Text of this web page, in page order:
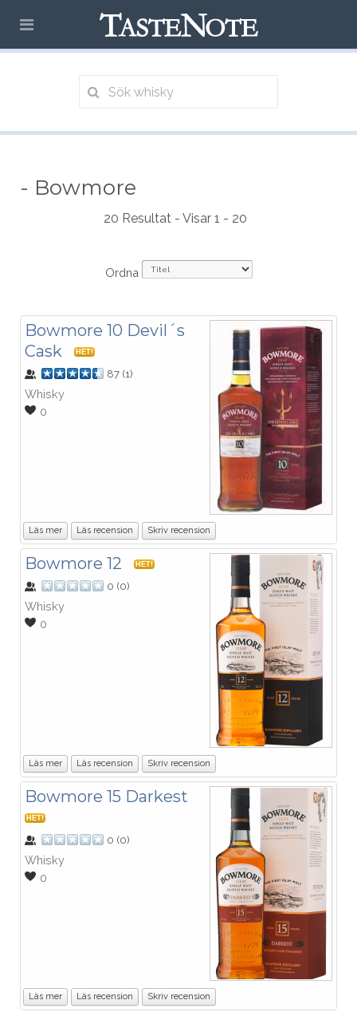
- Bowmore
20 Resultat - Visar 1 - 20
Ordna
Bowmore 10 Devil´s
Cask
HET!
87 (1)
Whisky
0
Läs mer Läs recension Skriv recension
Bowmore 12 HET!
0 (0)
Whisky
0
Läs mer Läs recension Skriv recension
Bowmore 15 Darkest
HET!
0 (0)
Whisky
0
Läs mer Läs recension Skriv recension